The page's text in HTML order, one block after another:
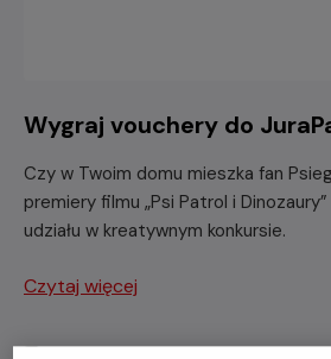
Wygraj vouchery do
Czy w Twoim domu mieszka fan
premiery filmu „Psi Patrol i
udziału w kreatywnym konkursie.
Czytaj więcej